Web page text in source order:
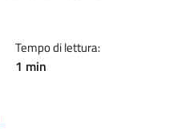
Tempo di lettura:
1 min